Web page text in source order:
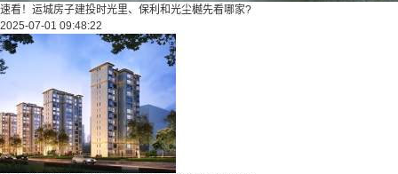
速看！运城房子建投时光里、保利和光尘樾先看哪家?
2025-07-01 09:48:22